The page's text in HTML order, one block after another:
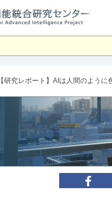
イ
ン
へ
動
【研究レポート】AIは人間のよう